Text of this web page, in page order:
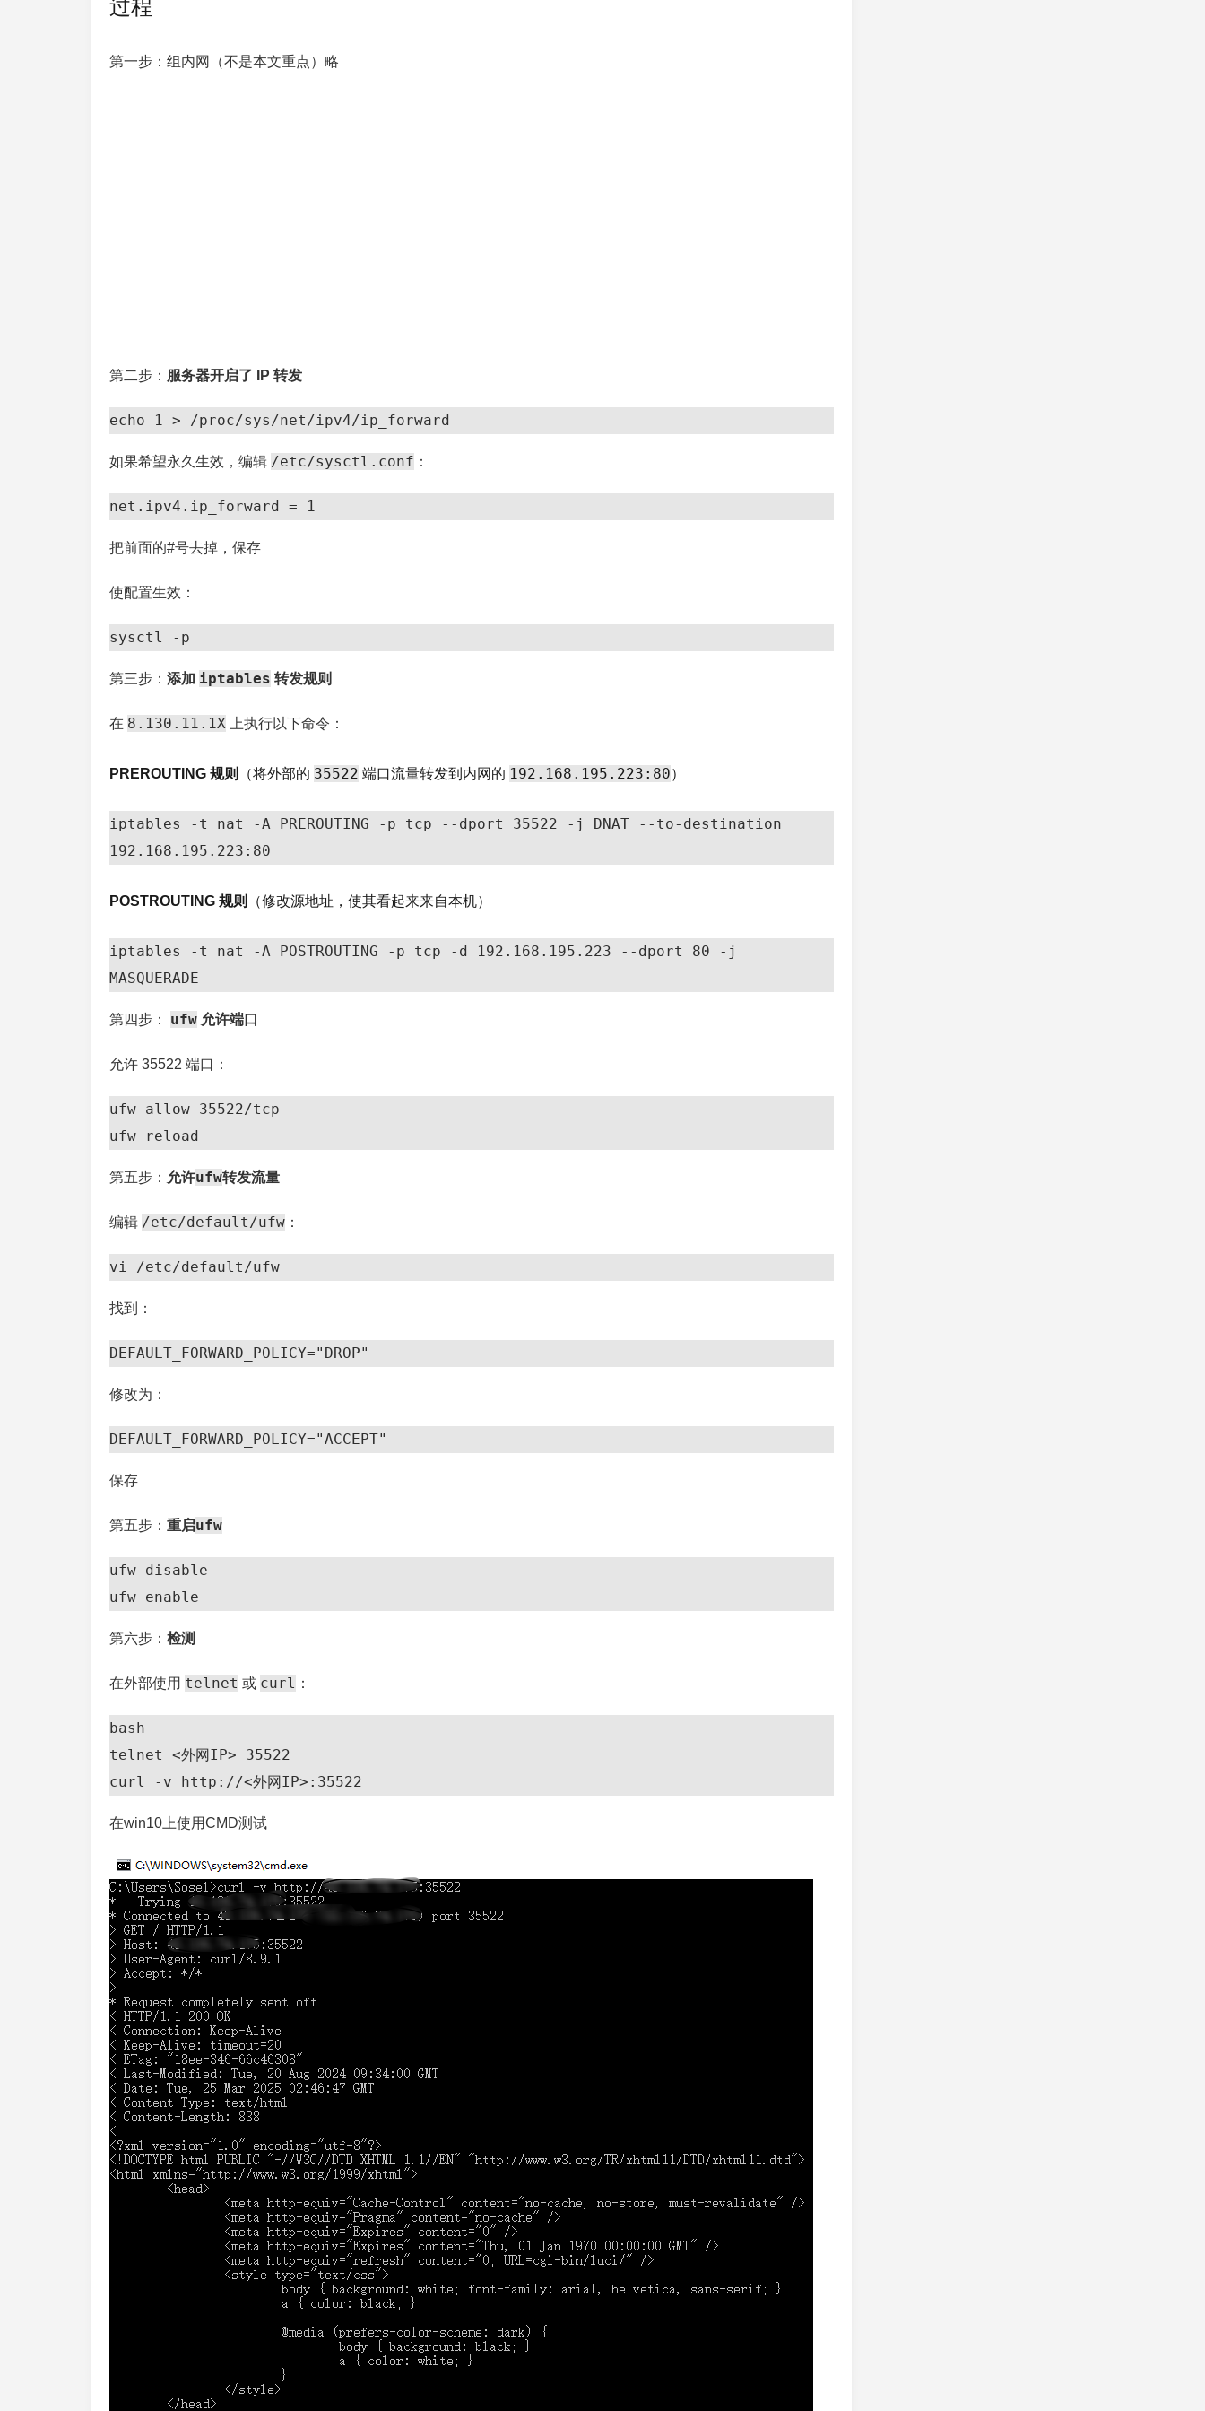
过程
第一步：组内网（不是本文重点）略
第二步： 服务器开启了 IP 转发
echo 1 > /proc/sys/net/ipv4/ip_forward
如果希望永久生效，编辑 /etc/sysctl.conf ：
net.ipv4.ip_forward = 1
把前面的#号去掉，保存
使配置生效：
sysctl -p
第三步： 添加 iptables 转发规则
在 8.130.11.1X 上执行以下命令：
PREROUTING 规则 （将外部的 35522 端口流量转发到内网的 192.168.195.223:80）
iptables -t nat -A PREROUTING -p tcp --dport 35522 -j DNAT --to-destination
192.168.195.223:80
POSTROUTING 规则 （修改源地址，使其看起来来自本机）
iptables -t nat -A POSTROUTING -p tcp -d 192.168.195.223 --dport 80 -j
MASQUERADE
第四步： ufw 允许端口
允许 35522 端口：
ufw allow 35522/tcp
ufw reload
第五步： 允许ufw转发流量
编辑 /etc/default/ufw ：
vi /etc/default/ufw
找到：
DEFAULT_FORWARD_POLICY="DROP"
修改为：
DEFAULT_FORWARD_POLICY="ACCEPT"
保存
第五步： 重启ufw
ufw disable
ufw enable
第六步： 检测
在外部使用 telnet 或 curl ：
bash
telnet <外网IP> 35522
curl -v http://<外网IP>:35522
在win10上使用CMD测试